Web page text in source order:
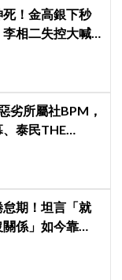
！金高銀下秒
李相二失控大喊
劣所屬社BPM，
泰民THE
期！坦言「就
係」如今靠